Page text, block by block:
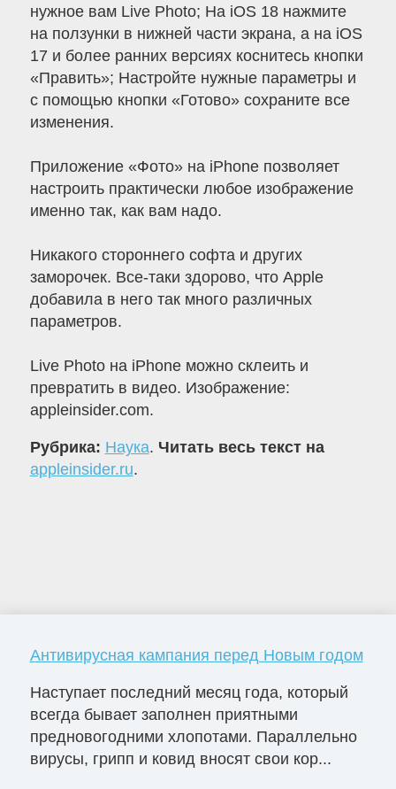
нужное вам Live Photo; На iOS 18 нажмите
на ползунки в нижней части экрана, а на iOS
17 и более ранних версиях коснитесь кнопки
«Править»; Настройте нужные параметры и
с помощью кнопки «Готово» сохраните все
изменения.
Приложение «Фото» на iPhone позволяет
настроить практически любое изображение
именно так, как вам надо.
Никакого стороннего софта и других
заморочек. Все-таки здорово, что Apple
добавила в него так много различных
параметров.
Live Photo на iPhone можно склеить и
превратить в видео. Изображение:
appleinsider.com.
Рубрика: Наука. Читать весь текст на
appleinsider.ru.
Антивирусная кампания перед Новым годом
Наступает последний месяц года, который
всегда бывает заполнен приятными
предновогодними хлопотами. Параллельно
вирусы, грипп и ковид вносят свои кор...